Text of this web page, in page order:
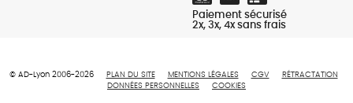
Paiement sécurisé
2x, 3x, 4x sans frais
© AD-Lyon 2006-2026 PLAN DU SITE MENTIONS LÉGALES CGV
RÉTRACTATION
DONNÉES PERSONNELLES
COOKIES